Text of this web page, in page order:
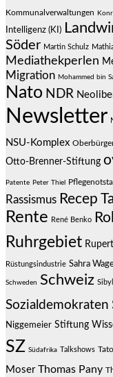
Kommunalverwaltungen
Intelligenz (KI)
Söder Martin Schulz
Mediathekperlen
Migration Mohammed bin
Nato NDR
Newsletter
NSU-Komplex
Otto-Brenner-Stiftung
Patente Peter Thiel
Rassismus Recep
Rente René Benko
Ruhrgebiet
Rüstungsindustrie Sahra
Schweden Schweiz
Sozialdemokraten
Niggemeier Stiftung
SZ Südafrika Talkshows
Moser Thomas Pany